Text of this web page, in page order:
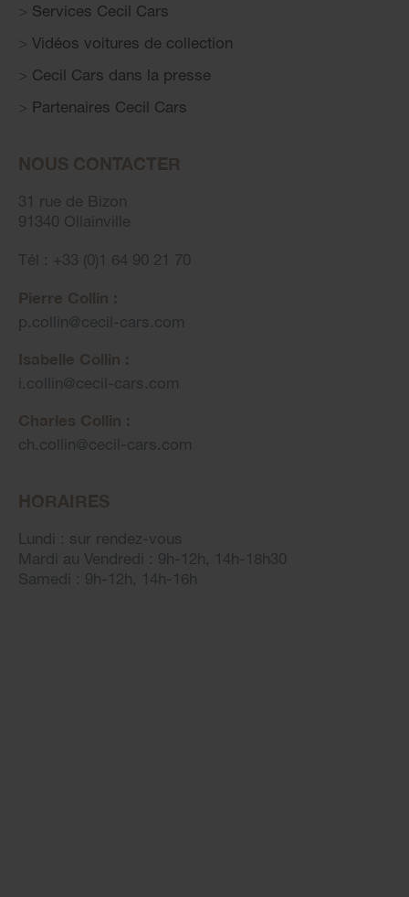
Services Cecil Cars
Vidéos voitures de collection
Cecil Cars dans la presse
Partenaires Cecil Cars
31 rue de Bizon
91340 Ollainville
Tél : +33 (0)1 64 90 21 70
p.collin@ cecil-cars.com
i.collin@ cecil-cars.com
ch.collin@ cecil-cars.com
Lundi : sur rendez-vous
Mardi au Vendredi : 9h-12h, 14h-18h30
Samedi : 9h-12h, 14h-16h